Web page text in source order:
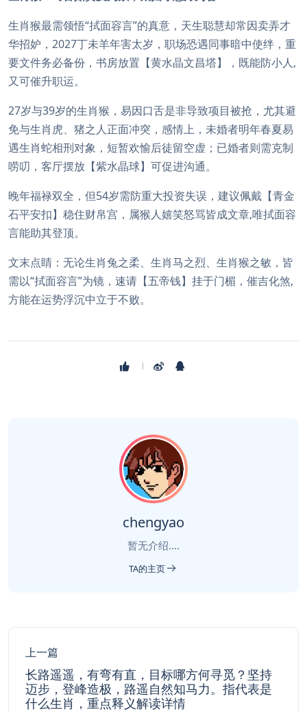
生肖猴最需领悟“拭面容言”的真意，天生聪慧却常因卖弄才
华招妒，2027丁未羊年害太岁，职场恐遇同事暗中使绊，重
要文件务必备份，书房放置【黄水晶文昌塔】，既能防小人,
又可催升职运。
27岁与39岁的生肖猴，易因口舌是非导致项目被抢，尤其避
免与生肖虎、猪之人正面冲突，感情上，未婚者明年春夏易
遇生肖蛇相刑对象，短暂欢愉后徒留空虚；已婚者则需克制
唠叨，客厅摆放【紫水晶球】可促进沟通。
晚年福禄双全，但54岁需防重大投资失误，建议佩戴【青金
石平安扣】稳住财帛宫，属猴人嬉笑怒骂皆成文章,唯拭面容
言能助其登顶。
文末点睛：无论生肖兔之柔、生肖马之烈、生肖猴之敏，皆
需以“拭面容言”为镜，速请【五帝钱】挂于门楣，催吉化煞,
方能在运势浮沉中立于不败。
chengyao
暂无介绍....
TA的主页
上一篇
长路遥遥，有弯有直，目标哪方何寻觅？坚持
迈步，登峰造极，路遥自然知马力。指代表是
什么生肖，重点释义解读详情